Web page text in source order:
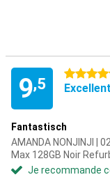
9,5
5 étoiles
Excellent
Fantastisch
AMANDA NONJINJI |
Max 128GB Noir
Je recommande